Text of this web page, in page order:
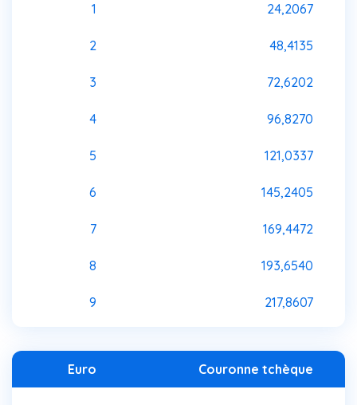
1 24,2067
2 48,4135
3 72,6202
4 96,8270
5 121,0337
6 145,2405
7 169,4472
8 193,6540
9 217,8607
Euro Couronne tchèque